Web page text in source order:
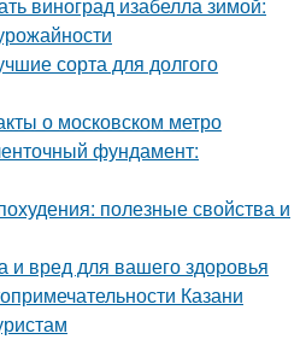
виноград изабелла зимой:
сорта для долгого
о московском метро
фундамент:
полезные свойства и
и вред для вашего здоровья
Казани